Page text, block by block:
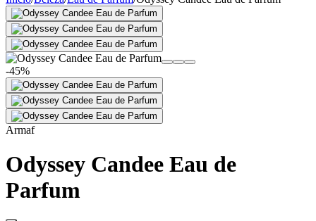
+de 36.000 reviews
-45%
Armaf
Odyssey Candee Eau de
Parfum